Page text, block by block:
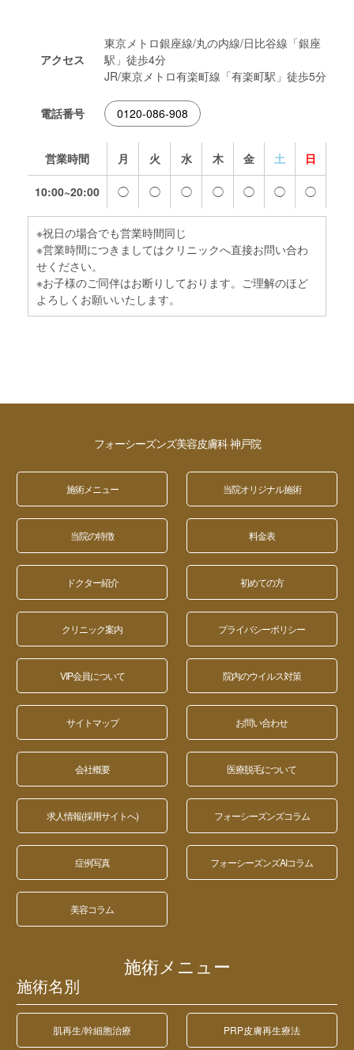
アクセス
東京メトロ銀座線/丸の内線/日比谷線「銀座
駅」徒歩4分
JR/東京メトロ有楽町線「有楽町駅」徒歩5分
電話番号 0120-086-908
営業時間 月 火 水 木 金 土 日
10:00~20:00 ◯ ◯ ◯ ◯ ◯ ◯ ◯
※祝日の場合でも営業時間同じ
※営業時間につきましてはクリニックへ直接お問い合わ
せください。
※お子様のご同伴はお断りしております。ご理解のほど
よろしくお願いいたします。
フォーシーズンズ美容皮膚科 神戸院
施術メニュー 当院オリジナル施術
当院の特徴 料金表
ドクター紹介 初めての方
クリニック案内 プライバシーポリシー
VIP会員について 院内のウイルス対策
サイトマップ お問い合わせ
会社概要 医療脱毛について
求人情報(採用サイトへ) フォーシーズンズコラム
症例写真 フォーシーズンズAIコラム
美容コラム
施術メニュー
施術名別
肌再生/幹細胞治療 PRP皮膚再生療法